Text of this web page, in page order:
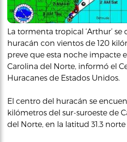
La tormenta tropical ‘Arthur’
huracán con vientos de 120
preve que esta noche impacte
Carolina del Norte, informó el
Huracanes de Estados Unidos.
El centro del huracán se
kilómetros del sur-suroeste de
del Norte, en la latitud 31.3